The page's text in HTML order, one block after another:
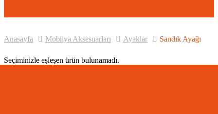
Anasayfa Mobilya Aksesuarları Ayaklar Sandık Ayağı
Seçiminizle eşleşen ürün bulunamadı.